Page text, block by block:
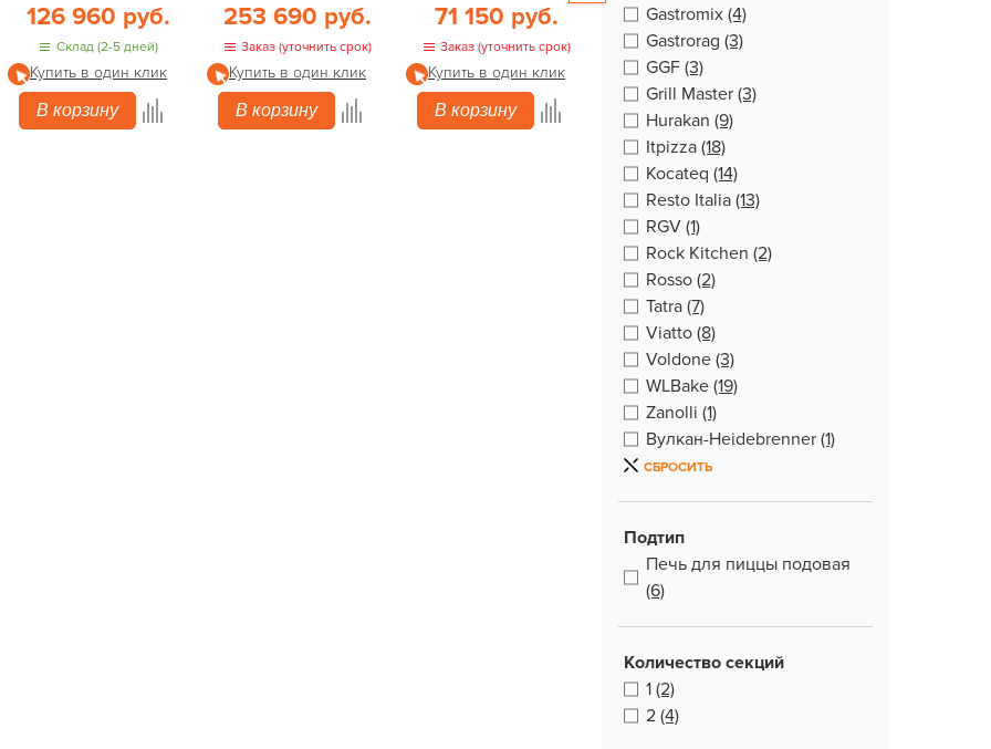
Gastromix (4)
Gastrorag (3)
GGF (3)
Grill Master (3)
Hurakan (9)
Itpizza (18)
Kocateq (14)
Resto Italia (13)
RGV (1)
Rock Kitchen (2)
Rosso (2)
Tatra (7)
Viatto (8)
Voldone (3)
WLBake (19)
Zanolli (1)
Вулкан-Heidebrenner (1)
СБРОСИТЬ
Подтип
Печь для пиццы подовая
(6)
Количество секций
1 (2)
2 (4)
126 960 руб.
Склад (2-5 дней)
Купить в один клик
В корзину
253 690 руб.
Заказ (уточнить срок)
Купить в один клик
В корзину
71 150 руб.
Заказ (уточнить срок)
Купить в один клик
В корзину